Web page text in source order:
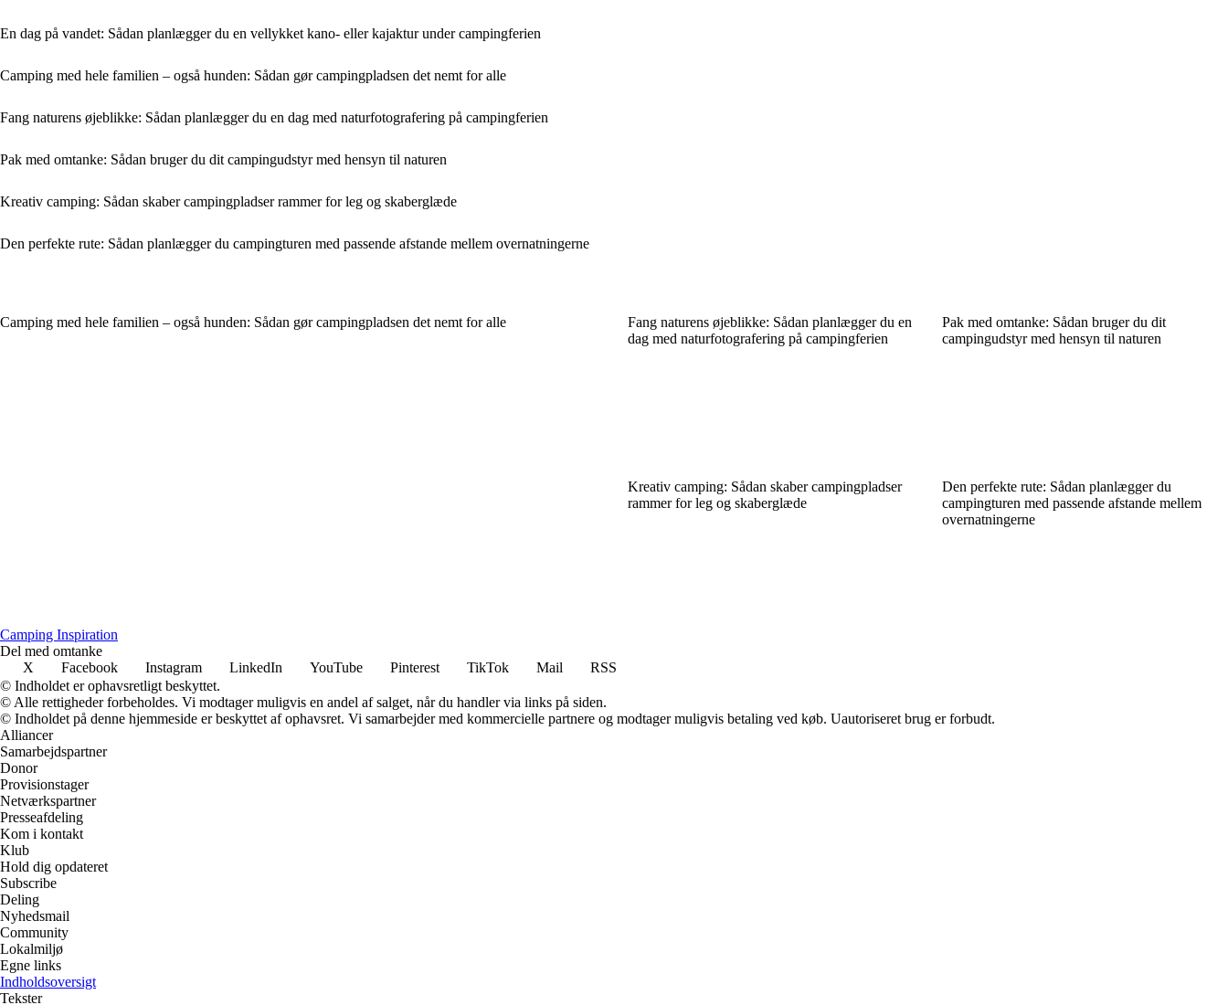
En dag på vandet: Sådan planlægger du en vellykket kano- eller kajaktur under campingferien
Camping med hele familien – også hunden: Sådan gør campingpladsen det nemt for alle
Fang naturens øjeblikke: Sådan planlægger du en dag med naturfotografering på campingferien
Pak med omtanke: Sådan bruger du dit campingudstyr med hensyn til naturen
Kreativ camping: Sådan skaber campingpladser rammer for leg og skaberglæde
Den perfekte rute: Sådan planlægger du campingturen med passende afstande mellem overnatningerne
Camping med hele familien – også hunden: Sådan gør campingpladsen det nemt for alle
Fang naturens øjeblikke: Sådan planlægger du en
dag med naturfotografering på campingferien
Pak med omtanke: Sådan bruger du dit
campingudstyr med hensyn til naturen
Kreativ camping: Sådan skaber campingpladser
rammer for leg og skaberglæde
Den perfekte rute: Sådan planlægger du
campingturen med passende afstande mellem
overnatningerne
Camping Inspiration
Del med omtanke
X
Facebook Instagram LinkedIn YouTube Pinterest TikTok Mail
RSS
© Indholdet er ophavsretligt beskyttet.
© Alle rettigheder forbeholdes. Vi modtager muligvis en andel af salget, når du handler via links på siden.
© Indholdet på denne hjemmeside er beskyttet af ophavsret. Vi samarbejder med kommercielle partnere og modtager muligvis betaling ved køb. Uautoriseret brug er forbudt.
Alliancer
Samarbejdspartner
Donor
Provisionstager
Netværkspartner
Presseafdeling
Kom i kontakt
Klub
Hold dig opdateret
Subscribe
Deling
Nyhedsmail
Community
Lokalmiljø
Egne links
Indholdsoversigt
Tekster